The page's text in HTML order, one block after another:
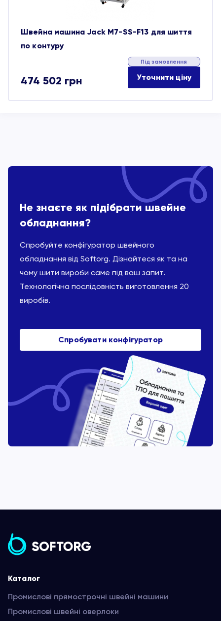
Швейна машина Jack M7-SS-F13 для шиття
по контуру
474 502 грн
Під замовлення
Уточнити ціну
Не знаєте як підібрати швейне
обладнання?
Спробуйте конфігуратор швейного
обладнання від Softorg. Дізнайтеся як та на
чому шити вироби саме під ваш запит.
Технологічна послідовність виготовлення 20
виробів.
Спробувати конфігуратор
Каталог
Промислові прямострочні швейні машини
Промислові швейні оверлоки